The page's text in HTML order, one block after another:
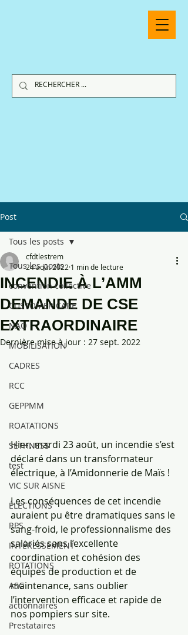
Post
Tous les posts
convention collective
CUSTOMER CARE
NAO
MOBILISATION
CADRES
RCC
GEPPMM
ROATATIONS
SETHNESS
test
VIC SUR AISNE
ÉLECTIONS
RPS
INTÉRESSEMENT
ROTATIONS
ASC
actionnaires
Prestataires
Tous les posts
INCENDIE À L’AMM
DEMANDE DE CSE
EXTRAORDINAIRE
cfdtlestrem
24 août 2022 1 min de lecture
Dernière mise à jour : 27 sept. 2022
Hier, mardi 23 août, un incendie s’est
déclaré dans un transformateur
électrique, à l’Amidonnerie de Maïs !
Les conséquences de cet incendie
auraient pu être dramatiques sans le
sang-froid, le professionnalisme des
salariés sans l’excellente
coordination et cohésion des
équipes de production et de
maintenance, sans oublier
l’intervention efficace et rapide de
nos pompiers sur site.